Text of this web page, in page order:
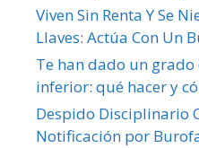
Viven Sin Renta Y Se
Llaves: Actúa Con Un
Te han dado un
inferior: qué hacer y
Despido Disciplinario
Notificación por